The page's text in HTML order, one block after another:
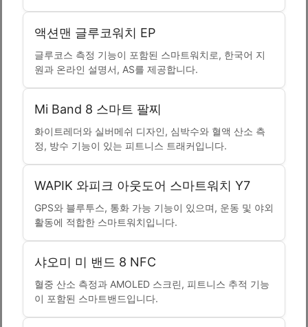
액션맨 글루코워치 EP
글루코스 측정 기능이 포함된 스마트워치로, 한국어 지
원과 온라인 설명서, AS를 제공합니다.
Mi Band 8 스마트 팔찌
화이트레더와 실버메쉬 디자인, 심박수와 혈액 산소 측
정, 방수 기능이 있는 피트니스 트래커입니다.
WAPIK 와피크 아웃도어 스마트워치 Y7
GPS와 블루투스, 통화 가능 기능이 있으며, 운동 및 야외
활동에 적합한 스마트워치입니다.
샤오미 미 밴드 8 NFC
혈중 산소 측정과 AMOLED 스크린, 피트니스 추적 기능
이 포함된 스마트밴드입니다.